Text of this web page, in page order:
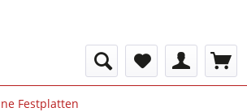
Festplatten